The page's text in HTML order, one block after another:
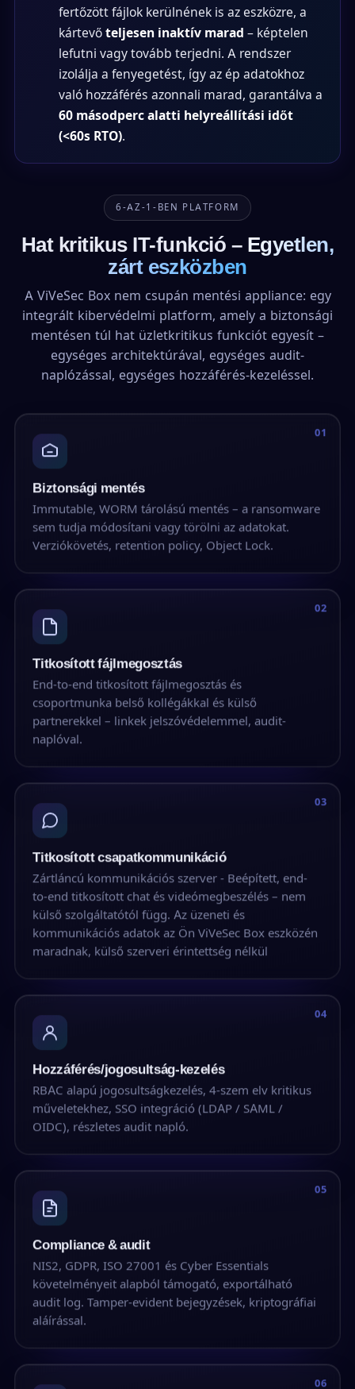
fertőzött fájlok kerülnének is az eszközre, a
kártevőteljesen inaktív marad – képtelen
lefutni vagy tovább terjedni. A rendszer
izolálja a fenyegetést, így az ép adatokhoz
való hozzáférés azonnali marad, garantálva a
60 másodperc alatti helyreállítási időt
(<60s RTO)
6-AZ-1-BEN PLATFORM
Hat kritikus IT-funkció – Egyetlen,
zárt eszközben
A ViVeSec Box nem csupán mentési appliance: egy
integrált kibervédelmi platform, amely a biztonsági
mentésen túl hat üzletkritikus funkciót egyesít –
egységes architektúrával, egységes audit-
naplózással, egységes hozzáférés-kezeléssel.
01
Biztonsági mentés
Immutable, WORM tárolású mentés – a ransomware
sem tudja módosítani vagy törölni az adatokat.
Verziókövetés, retention policy, Object Lock.
02
Titkosított fájlmegosztás
End-to-end titkosított fájlmegosztás és
csoportmunka belső kollégákkal és külső
partnerekkel – linkek jelszóvédelemmel, audit-
naplóval.
03
Titkosított csapat­kommunikáció
Zártláncú kommunikációs szerver - Beépített, end-
to-end titkosított chat és videómegbeszélés – nem
külső szolgáltatótól függ. Az üzeneti és
kommunikációs adatok az Ön ViVeSec Box eszközén
maradnak, külső szerveri érintettség nélkül
04
Hozzáférés/jogosultság-kezelés
RBAC alapú jogosultságkezelés, 4-szem elv kritikus
műveletekhez, SSO integráció (LDAP / SAML /
OIDC), részletes audit napló.
05
Compliance & audit
NIS2, GDPR, ISO 27001 és Cyber Essentials
követelményeit alapból támogató, exportálható
audit log. Tamper-evident bejegyzések, kriptográfiai
aláírással.
06